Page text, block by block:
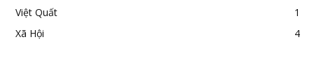
Việt Quất
1
Xã Hội
4